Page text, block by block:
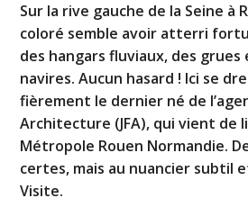
Sur la rive gauche de la Seine à
coloré semble avoir atterri
des hangars fluviaux, des
navires. Aucun hasard ! Ici se
fièrement le dernier né de
Architecture (JFA), qui vient de
Métropole Rouen Normandie.
certes, mais au nuancier subtil
Visite.